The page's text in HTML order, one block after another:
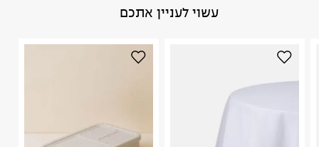
3. מוצרי טיפוח ניתן להחזיר סגורים באריזתם המקורית
4. לא ניתן להחזיר ויטמינים ותוספי תזונה.
טרמינל איקס אונליין בע"מ
קריית שדה התעופה
עשוי לעניין אתכם